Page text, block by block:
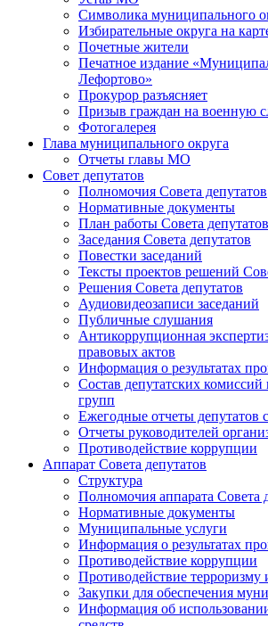
Символика муниципального
Избирательные округа на
Почетные жители
Печатное издание
Лефортово»
Прокурор разъясняет
Призыв граждан на военную
Фотогалерея
Глава муниципального округа
Отчеты главы МО
Совет депутатов
Полномочия Совета депутатов
Нормативные документы
План работы Совета депутатов
Заседания Cовета депутатов
Повестки заседаний
Тексты проектов решений
Решения Совета депутатов
Аудиовидеозаписи заседаний
Публичные слушания
Антикоррупционная
правовых актов
Информация о результатах
Состав депутатских комиссий
групп
Ежегодные отчеты депутатов
Отчеты руководителей
Противодействие коррупции
Аппарат Совета депутатов
Структура
Полномочия аппарата Совета
Нормативные документы
Муниципальные услуги
Информация о результатах
Противодействие коррупции
Противодействие терроризму
Закупки для обеспечения
Информация об